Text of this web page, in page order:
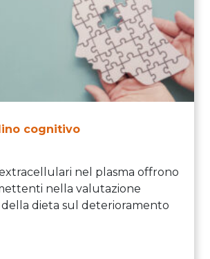
cognitivo
nel plasma offrono
nella valutazione
dieta sul deterioramento